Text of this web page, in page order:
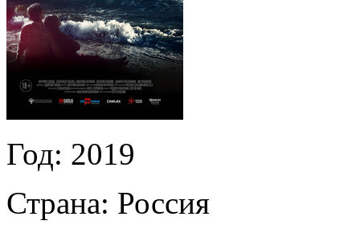
Год: 2019
Страна: Россия